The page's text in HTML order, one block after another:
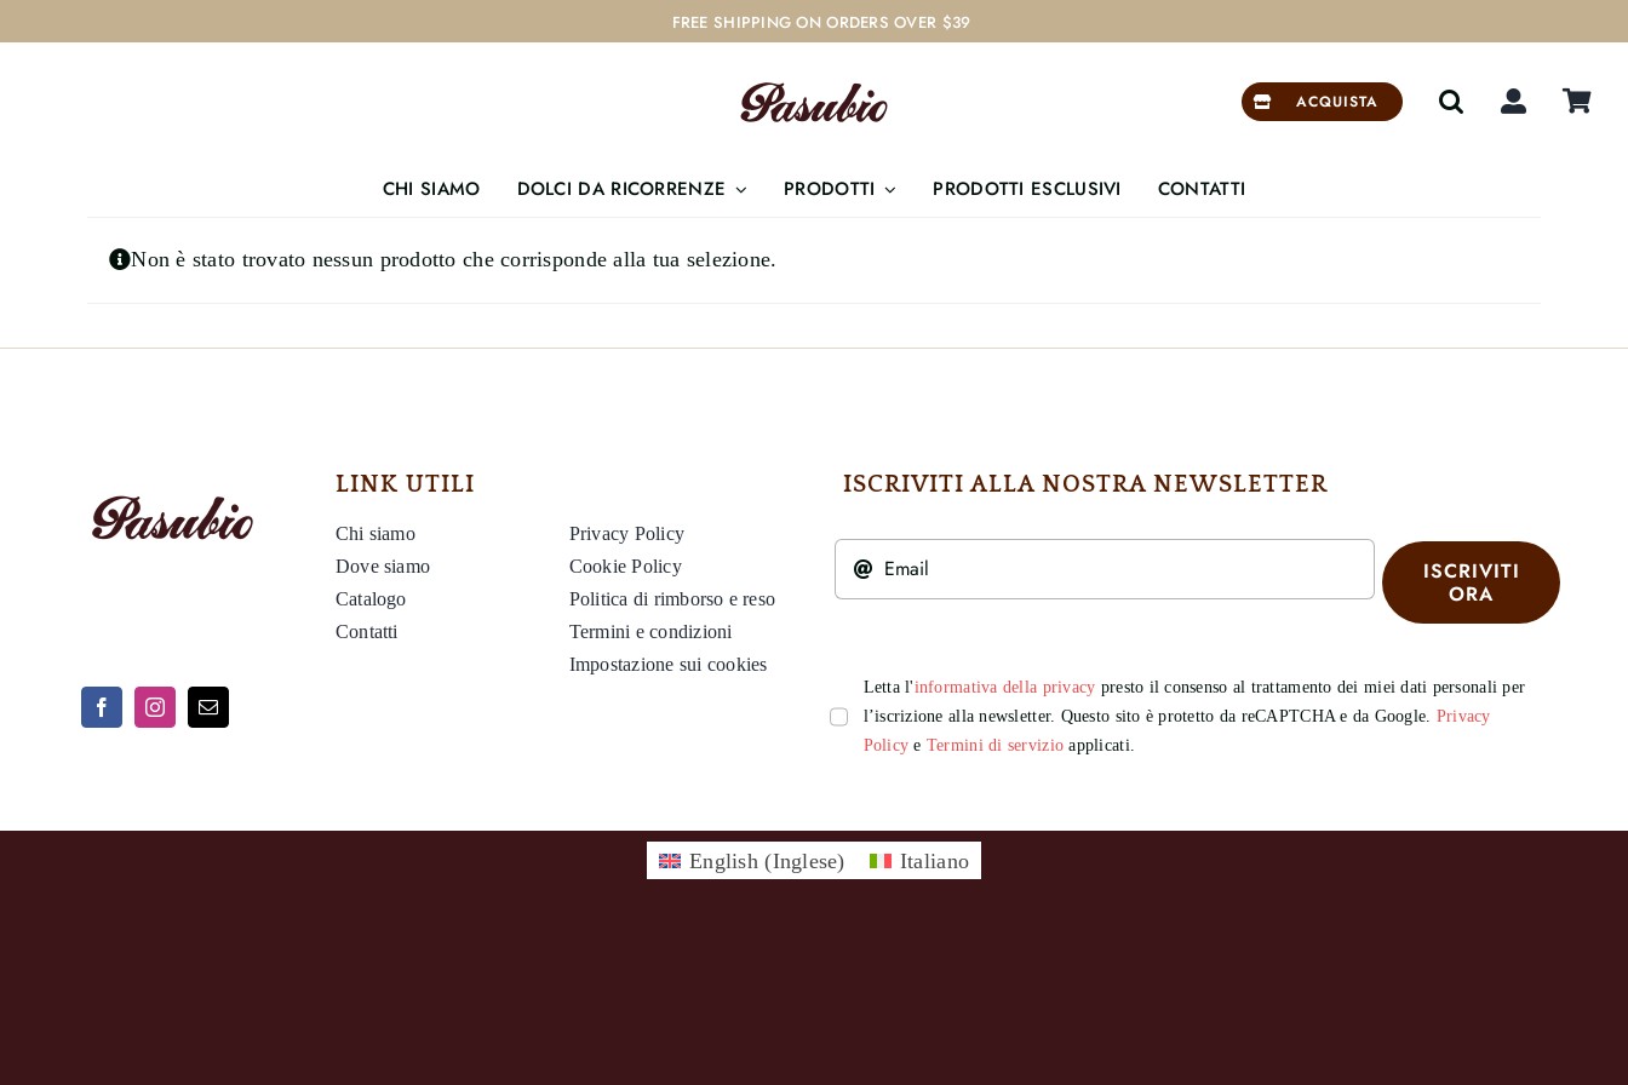
FREE SHIPPING ON ORDERS OVER $39
ACQUISTA
CHI SIAMO DOLCI DA RICORRENZE PRODOTTI PRODOTTI ESCLUSIVI CONTATTI
Non è stato trovato nessun prodotto che corrisponde alla tua selezione.
LINK UTILI
Chi siamo
Dove siamo
Catalogo
Contatti
Privacy Policy
Cookie Policy
Politica di rimborso e reso
Termini e condizioni
Impostazione sui cookies
ISCRIVITI ALLA NOSTRA NEWSLETTER
ISCRIVITI
ORA
Letta l'informativa della privacy presto il consenso al trattamento dei miei dati personali per
l’iscrizione alla newsletter. Questo sito è protetto da reCAPTCHA e da Google. Privacy
Policy e Termini di servizio applicati.
English (Inglese) Italiano